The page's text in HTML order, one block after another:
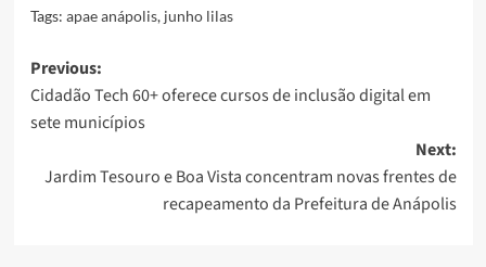
Tags: apae anápolis, junho lilas
Post
navigation
Previous:
Cidadão Tech 60+ oferece cursos de inclusão digital em
sete municípios
Next:
Jardim Tesouro e Boa Vista concentram novas frentes de
recapeamento da Prefeitura de Anápolis